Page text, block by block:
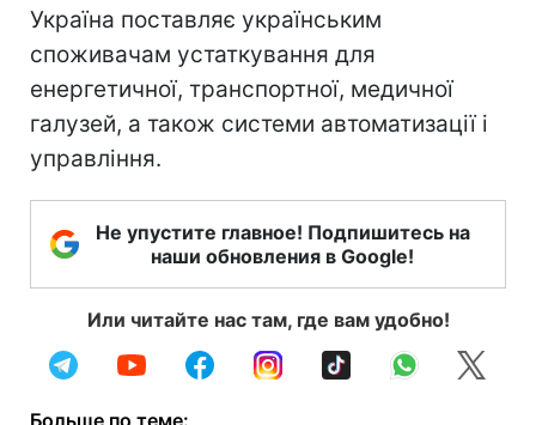
Україна поставляє українським
споживачам устаткування для
енергетичної, транспортної, медичної
галузей, а також системи автоматизації і
управління.
Не упустите главное! Подпишитесь на
наши обновления в Google!
Или читайте нас там, где вам удобно!
Больше по теме: